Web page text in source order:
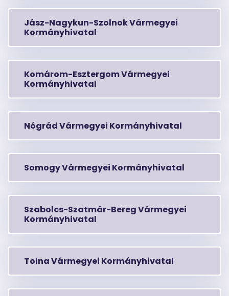
Jász-Nagykun-Szolnok Vármegyei
Kormányhivatal
Komárom-Esztergom Vármegyei
Kormányhivatal
Nógrád Vármegyei Kormányhivatal
Somogy Vármegyei Kormányhivatal
Szabolcs-Szatmár-Bereg Vármegyei
Kormányhivatal
Tolna Vármegyei Kormányhivatal